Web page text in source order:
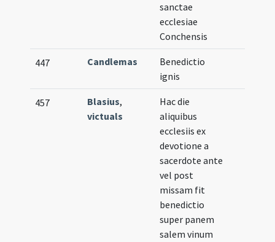
sanctae
ecclesiae
Conchensis
447 Candlemas
Benedictio
ignis
457 Blasius,
victuals
Hac die
aliquibus
ecclesiis ex
devotione a
sacerdote ante
vel post
missam fit
benedictio
super panem
salem vinum